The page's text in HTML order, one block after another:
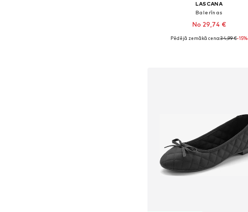
LASCANA
Balerīnas
No 29,74 €
Pieejams daudzos izmēros
Pēdējā zemākā cena:34,99 €-15%